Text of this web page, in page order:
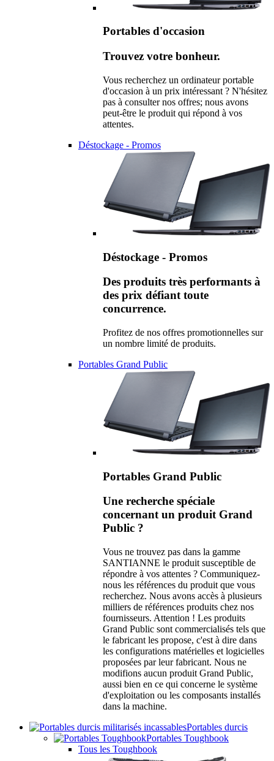
Portables d'occasion
Trouvez votre bonheur.
Vous recherchez un ordinateur portable
d'occasion à un prix intéressant ? N'hésitez
pas à consulter nos offres; nous avons
peut-être le produit qui répond à vos
attentes.
Déstockage - Promos
Déstockage - Promos
Des produits très performants à
des prix défiant toute
concurrence.
Profitez de nos offres promotionnelles sur
un nombre limité de produits.
Portables Grand Public
Portables Grand Public
Une recherche spéciale
concernant un produit Grand
Public ?
Vous ne trouvez pas dans la gamme
SANTIANNE le produit susceptible de
répondre à vos attentes ? Communiquez-
nous les références du produit que vous
recherchez. Nous avons accès à plusieurs
milliers de références produits chez nos
fournisseurs. Attention ! Les produits
Grand Public sont commercialisés tels que
le fabricant les propose, c'est à dire dans
les configurations matérielles et logicielles
proposées par leur fabricant. Nous ne
modifions aucun produit Grand Public,
aussi bien en ce qui concerne le système
d'exploitation ou les composants installés
dans la machine.
Portables durcis
Portables Toughbook
Tous les Toughbook